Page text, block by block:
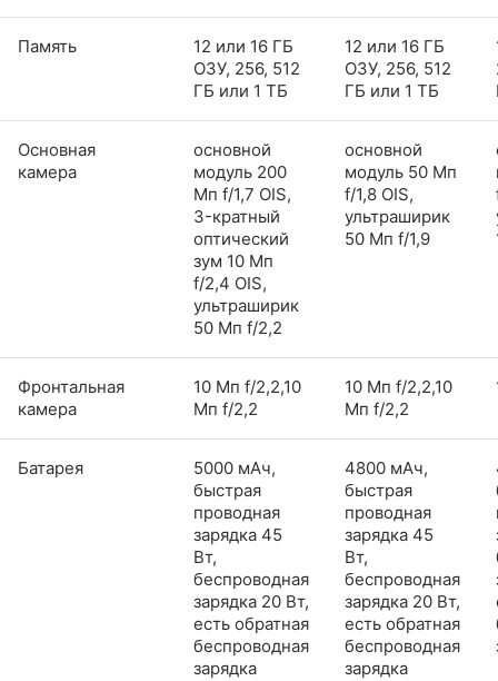
Память
12 или 16 ГБ
ОЗУ, 256, 512
ГБ или 1 ТБ
12 или 16 ГБ
ОЗУ, 256, 512
ГБ или 1 ТБ
Основная
камера
основной
модуль 200
Мп f/1,7 OIS,
3-кратный
оптический
зум 10 Мп
f/2,4 OIS,
ультраширик
50 Мп f/2,2
основной
модуль 50 Мп
f/1,8 OIS,
ультраширик
50 Мп f/1,9
Фронтальная
камера
10 Мп f/2,2,10
Мп f/2,2
10 Мп f/2,2,10
Мп f/2,2
Батарея
5000 мАч,
быстрая
проводная
зарядка 45
Вт,
беспроводная
зарядка 20 Вт,
есть обратная
беспроводная
зарядка
4800 мАч,
быстрая
проводная
зарядка 45
Вт,
беспроводная
зарядка 20 Вт,
есть обратная
беспроводная
зарядка